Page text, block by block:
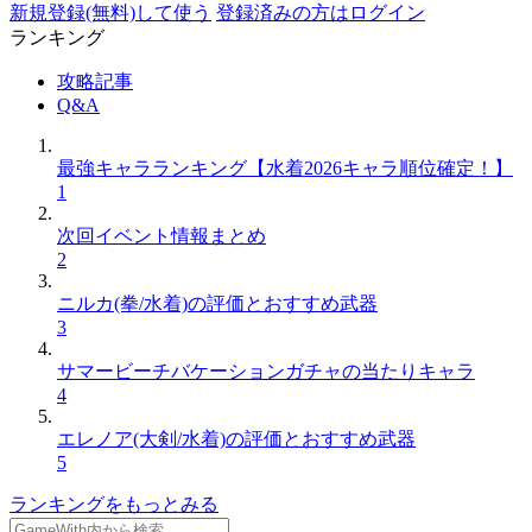
新規登録(無料)して使う 登録済みの方はログイン
ランキング
攻略記事
Q&A
最強キャラランキング【水着2026キャラ順位確定！】
1
次回イベント情報まとめ
2
ニルカ(拳/水着)の評価とおすすめ武器
3
サマービーチバケーションガチャの当たりキャラ
4
エレノア(大剣/水着)の評価とおすすめ武器
5
ランキングをもっとみる